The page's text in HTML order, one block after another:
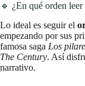
🔹 ¿En qué orden
Lo ideal es seguir el
empezando por sus
famosa saga Los
The Century. Así
narrativo.